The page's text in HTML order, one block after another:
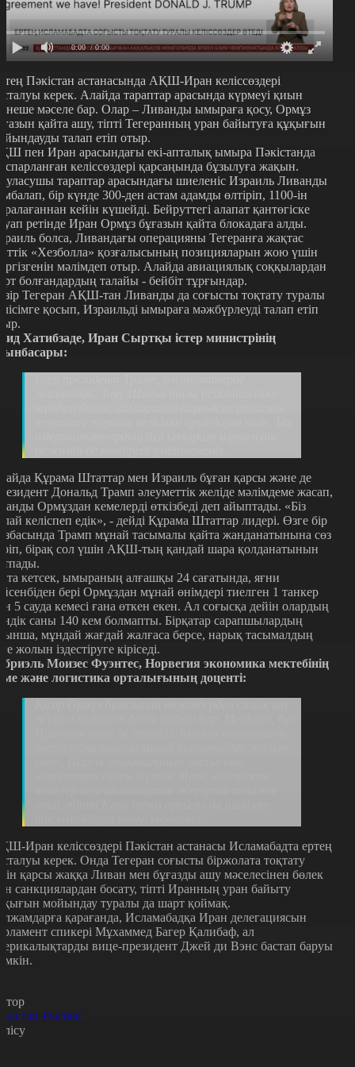
0:00 / 0:00
Пәкістан астанасында АҚШ-Иран келіссөздері
керек. Алайда тараптар арасында күрмеуі қиын
мәселе бар. Олар – Ливанды ымыраға қосу, Ормұз
қайта ашу, тіпті Тегеранның уран байытуға құқығын
талап етіп отыр.
пен Иран арасындағы екі-апталық ымыра Пәкістанда
келіссөздері қарсаңында бұзылуға жақын.
тараптар арасындағы шиеленіс Израиль Ливанды
бір күнде 300-ден астам адамды өлтіріп, 1100-ін
кейін күшейді. Бейруттегі алапат қантөгіске
ретінде Иран Ормұз бұғазын қайта блокадаға алды.
болса, Ливандағы операцияны Тегеранға жақтас
«Хезболла» қозғалысының позицияларын жою үшін
мәлімдеп отыр. Алайда авиациялық соққылардан
болғандардың талайы - бейбіт тұрғындар.
Тегеран АҚШ-тан Ливанды да соғысты тоқтату туралы
қосып, Израильді ымыраға мәжбүрлеуді талап етіп
Хатибзаде, Иран Сыртқы істер министрінің
Құрама Штаттар мен Израиль бұған қарсы және де
Дональд Трамп әлеуметтік желіде мәлімдеме жасап,
Ормұздан кемелерді өткізбеді деп айыптады. «Біз
келіспеп едік», - дейді Құрама Штаттар лидері. Өзге бір
Трамп мұнай тасымалы қайта жанданатынына сөз
бірақ сол үшін АҚШ-тың қандай шара қолданатынын
кетсек, ымыраның алғашқы 24 сағатында, яғни
бері Ормұздан мұнай өнімдері тиелген 1 танкер
5 сауда кемесі ғана өткен екен. Ал соғысқа дейін олардың
саны 140 кем болмапты. Бірқатар сарапшылардың
мұндай жағдай жалғаса берсе, нарық тасымалдың
жолын іздестіруге кіріседі.
Моизес Фуэнтес, Норвегия экономика мектебінің
және логистика орталығының доценті:
Иран келіссөздері Пәкістан астанасы Исламабадта ертең
керек. Онда Тегеран соғысты біржолата тоқтату
қарсы жаққа Ливан мен бұғазды ашу мәселесінен бөлек
санкциялардан босату, тіпті Иранның уран байыту
мойындау туралы да шарт қоймақ.
қарағанда, Исламабадқа Иран делегациясын
спикері Мұхаммед Багер Қалибаф, ал
вице-президент Джей ди Вэнс бастап баруы
Рысбек